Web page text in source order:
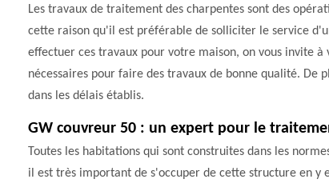
Les travaux de traitement des charpentes sont des
cette raison qu'il est préférable de solliciter le service
effectuer ces travaux pour votre maison, on vous invite
nécessaires pour faire des travaux de bonne qualité.
dans les délais établis.
GW couvreur 50 : un expert pour le
Toutes les habitations qui sont construites dans les
il est très important de s'occuper de cette structure en